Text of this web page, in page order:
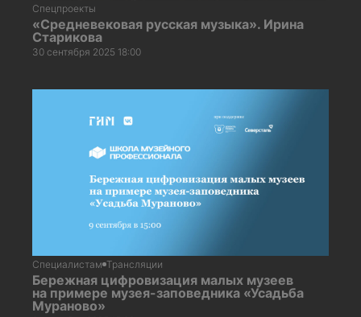
Спецпроекты
«Средневековая русская музыка». Ирина
Старикова
30 сентября 2025 18:00
Специалистам Трансляции
Бережная цифровизация малых музеев
на примере музея-заповедника «Усадьба
Мураново»